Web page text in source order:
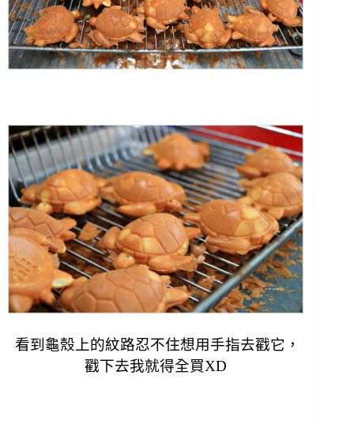
看到龜殼上的紋路忍不住想用手指去戳它，
戳下去我就得全買XD